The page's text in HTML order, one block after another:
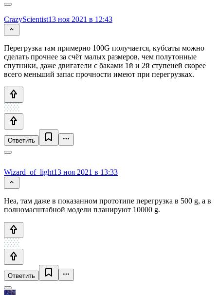
CrazyScientist13 ноя 2021 в 12:43
Перегрузка там примерно 100G получается, кубсаты можно
сделать прочнее за счёт малых размеров, чем полутонные
спутники, даже двигатели с баками 1й и 2й ступеней скорее
всего меньший запас прочности имеют при перегрузках.
Ответить
Wizard_of_light13 ноя 2021 в 13:33
Неа, там даже в показанном прототипе перегрузка в 500 g, а в
полномасштабной модели планируют 10000 g.
Ответить